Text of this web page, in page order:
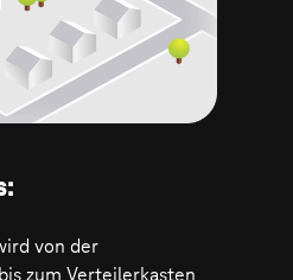
von der
zum Verteilerkasten